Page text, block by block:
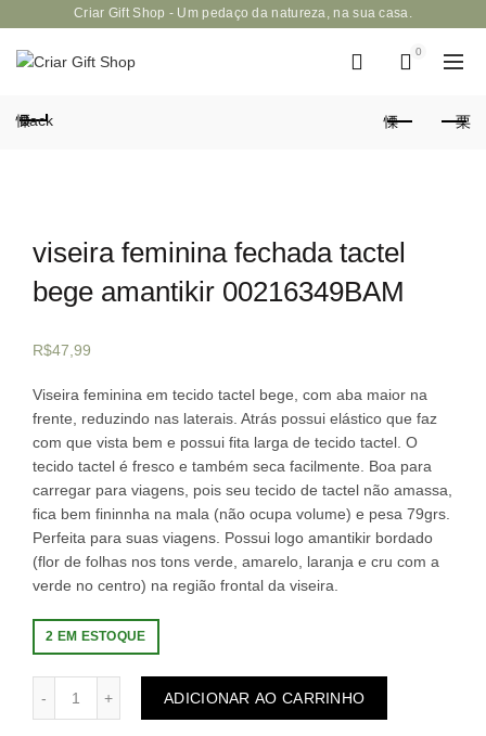
Criar Gift Shop - Um pedaço da natureza, na sua casa.
0
Back
viseira feminina fechada tactel
bege amantikir 00216349BAM
R$47,99
Viseira feminina em tecido tactel bege, com aba maior na
frente, reduzindo nas laterais. Atrás possui elástico que faz
com que vista bem e possui fita larga de tecido tactel. O
tecido tactel é fresco e também seca facilmente. Boa para
carregar para viagens, pois seu tecido de tactel não amassa,
fica bem fininnha na mala (não ocupa volume) e pesa 79grs.
Perfeita para suas viagens. Possui logo amantikir bordado
(flor de folhas nos tons verde, amarelo, laranja e cru com a
verde no centro) na região frontal da viseira.
2 EM ESTOQUE
ADICIONAR AO CARRINHO